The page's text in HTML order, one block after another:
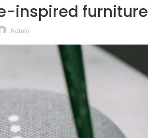
inspired furniture
Admin